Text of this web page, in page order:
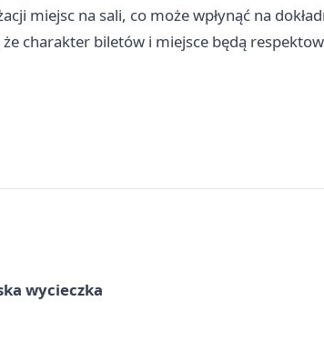
miejsc na sali, co może wpłynąć na
charakter biletów i miejsce będą
wycieczka